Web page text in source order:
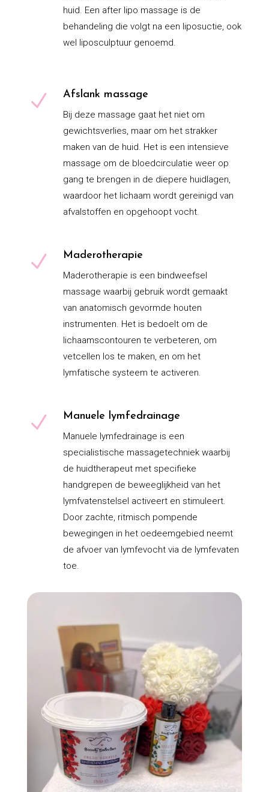
huid. Een after lipo massage is de
behandeling die volgt na een liposuctie, ook
wel liposculptuur genoemd.
N Afslank massage
Bij deze massage gaat het niet om
gewichtsverlies, maar om het strakker
maken van de huid. Het is een intensieve
massage om de bloedcirculatie weer op
gang te brengen in de diepere huidlagen,
waardoor het lichaam wordt gereinigd van
afvalstoffen en opgehoopt vocht.
N Maderotherapie
Maderotherapie is een bindweefsel
massage waarbij gebruik wordt gemaakt
van anatomisch gevormde houten
instrumenten. Het is bedoelt om de
lichaamscontouren te verbeteren, om
vetcellen los te maken, en om het
lymfatische systeem te activeren.
N Manuele lymfedrainage
Manuele lymfedrainage is een
specialistische massagetechniek waarbij
de huidtherapeut met specifieke
handgrepen de beweeglijkheid van het
lymfvatenstelsel activeert en stimuleert.
Door zachte, ritmisch pompende
bewegingen in het oedeemgebied neemt
de afvoer van lymfevocht via de lymfevaten
toe.